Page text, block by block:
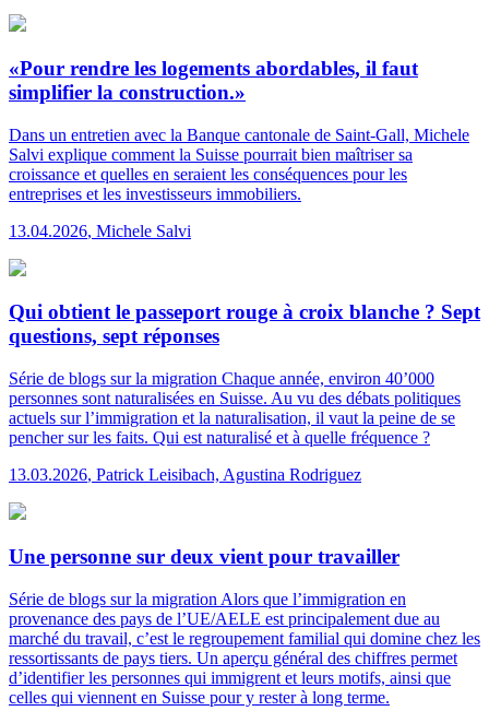
«Pour rendre les logements abordables, il faut
simplifier la construction.»
Dans un entretien avec la Banque cantonale de Saint-Gall, Michele
Salvi explique comment la Suisse pourrait bien maîtriser sa
croissance et quelles en seraient les conséquences pour les
entreprises et les investisseurs immobiliers.
13.04.2026, Michele Salvi
Qui obtient le passeport rouge à croix blanche ? Sept
questions, sept réponses
Série de blogs sur la migration Chaque année, environ 40’000
personnes sont naturalisées en Suisse. Au vu des débats politiques
actuels sur l’immigration et la naturalisation, il vaut la peine de se
pencher sur les faits. Qui est naturalisé et à quelle fréquence ?
13.03.2026, Patrick Leisibach, Agustina Rodriguez
Une personne sur deux vient pour travailler
Série de blogs sur la migration Alors que l’immigration en
provenance des pays de l’UE/AELE est principalement due au
marché du travail, c’est le regroupement familial qui domine chez les
ressortissants de pays tiers. Un aperçu général des chiffres permet
d’identifier les personnes qui immigrent et leurs motifs, ainsi que
celles qui viennent en Suisse pour y rester à long terme.